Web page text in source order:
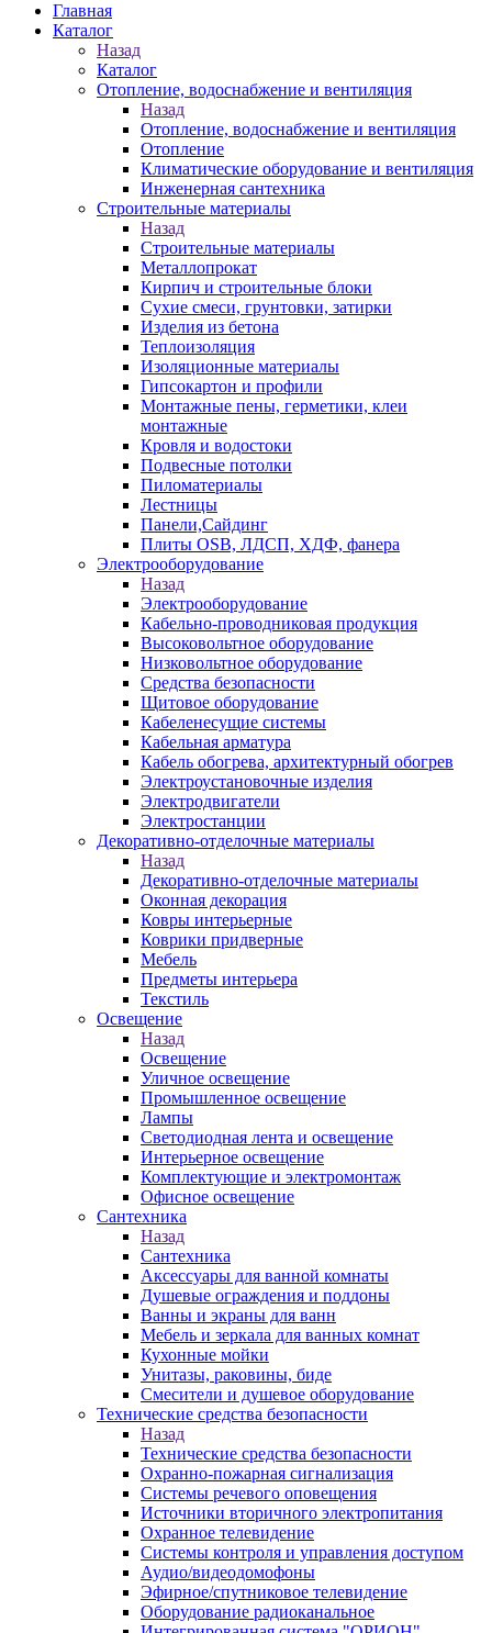
Главная
Каталог
Назад
Каталог
Отопление, водоснабжение и вентиляция
Назад
Отопление, водоснабжение и вентиляция
Отопление
Климатические оборудование и вентиляция
Инженерная сантехника
Строительные материалы
Назад
Строительные материалы
Металлопрокат
Кирпич и строительные блоки
Сухие смеси, грунтовки, затирки
Изделия из бетона
Теплоизоляция
Изоляционные материалы
Гипсокартон и профили
Монтажные пены, герметики, клеи
монтажные
Кровля и водостоки
Подвесные потолки
Пиломатериалы
Лестницы
Панели,Сайдинг
Плиты OSB, ЛДСП, ХДФ, фанера
Электрооборудование
Назад
Электрооборудование
Кабельно-проводниковая продукция
Высоковольтное оборудование
Низковольтное оборудование
Средства безопасности
Щитовое оборудование
Кабеленесущие системы
Кабельная арматура
Кабель обогрева, архитектурный обогрев
Электроустановочные изделия
Электродвигатели
Электростанции
Декоративно-отделочные материалы
Назад
Декоративно-отделочные материалы
Оконная декорация
Ковры интерьерные
Коврики придверные
Мебель
Предметы интерьера
Текстиль
Освещение
Назад
Освещение
Уличное освещение
Промышленное освещение
Лампы
Светодиодная лента и освещение
Интерьерное освещение
Комплектующие и электромонтаж
Офисное освещение
Сантехника
Назад
Сантехника
Аксессуары для ванной комнаты
Душевые ограждения и поддоны
Ванны и экраны для ванн
Мебель и зеркала для ванных комнат
Кухонные мойки
Унитазы, раковины, биде
Смесители и душевое оборудование
Технические средства безопасности
Назад
Технические средства безопасности
Охранно-пожарная сигнализация
Системы речевого оповещения
Источники вторичного электропитания
Охранное телевидение
Системы контроля и управления доступом
Аудио/видеодомофоны
Эфирное/спутниковое телевидение
Оборудование радиоканальное